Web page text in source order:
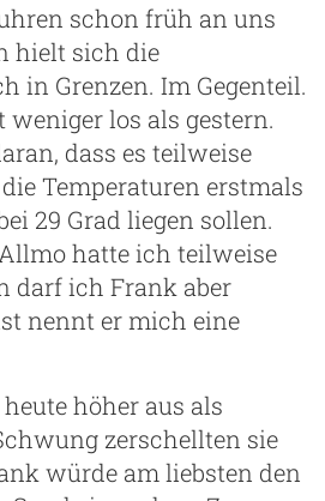
schon früh an uns
hielt sich die
in Grenzen. Im Gegenteil.
los als gestern.
dass es teilweise
Temperaturen erstmals
29 Grad liegen sollen.
hatte ich teilweise
darf ich Frank aber
nennt er mich eine
höher aus als
zerschellten sie
würde am liebsten den